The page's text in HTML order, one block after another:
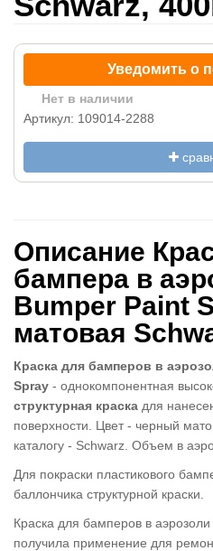
Уведомить о
Нет в наличии
Артикул: 109014-2288
Описание
бампера в
Bumper Paint
матовая
Краска для бамперов в
Spray - однокомпонентная
структурная краска для
поверхности. Цвет - черный
каталогу - Schwarz. Объем в
Для покраски пластикового
баллончика структурной краски.
Краска для бамперов в
получила применение для